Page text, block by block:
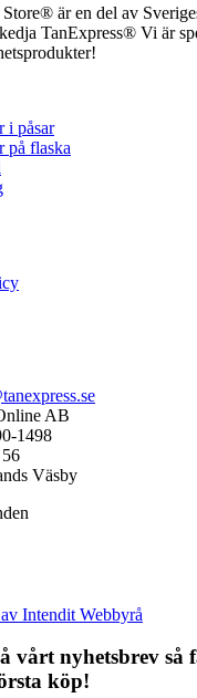
Store® är en del av
TanExpress® Vi är
i påsar
på flaska
AB
1498
Väsby
Intendit Webbyrå
vårt nyhetsbrev så
köp!